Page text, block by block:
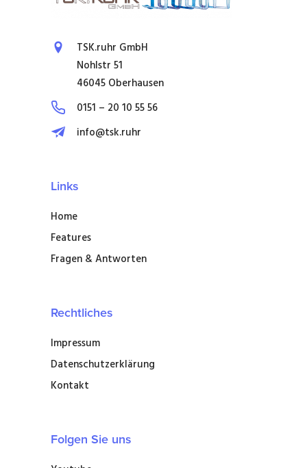
TSK.ruhr GmbH
Nohlstr 51
46045 Oberhausen
0151 – 20 10 55 56
info@tsk.ruhr
Links
Home
Features
Fragen & Antworten
Rechtliches
Impressum
Datenschutzerklärung
Kontakt
Folgen Sie uns